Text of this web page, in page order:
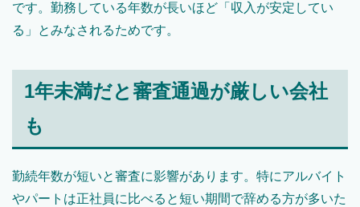
です。勤務している年数が長いほど「収入が安定してい
る」とみなされるためです。
1年未満だと審査通過が厳しい会社
も
勤続年数が短いと審査に影響があります。特にアルバイト
やパートは正社員に比べると短い期間で辞める方が多いた